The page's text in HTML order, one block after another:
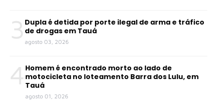
3 Dupla é detida por porte ilegal de arma e tráfico
de drogas em Tauá
agosto 03, 2026
4 Homem é encontrado morto ao lado de
motocicleta no loteamento Barra dos Lulu, em
Tauá
agosto 01, 2026